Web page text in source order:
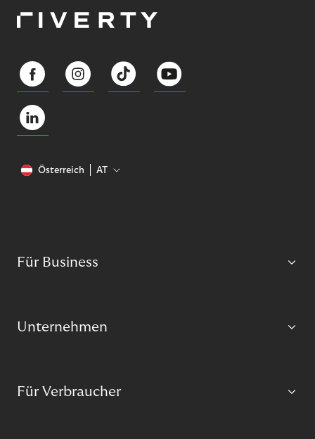
Österreich AT
Für Business
Unternehmen
Für Verbraucher